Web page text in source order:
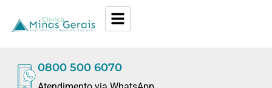
0800 500 6070